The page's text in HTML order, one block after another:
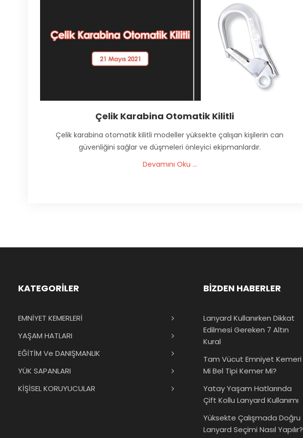
Çelik Karabina Otomatik Kilitli
Çelik karabina otomatik kilitli modeller yüksekte çalışan kişilerin can
güvenliğini sağlar ve düşmeleri önleyici ekipmanlardır.
Devamını Oku ...
KATEGORİLER
EMNİYET KEMERLERİ
YAŞAM HATLARI
EĞİTİM Ve DANIŞMANLIK
YÜK SAPANLARI
KİŞİSEL KORUYUCULAR
BİZDEN HABERLER
Lanyard Kullanırken Dikkat
Edilmesi Gereken 7 Altın
Kural
Tam Vücut Emniyet Kemeri
Mi Bel Tipi Kemer Mi?
Yatay Yaşam Hatlarında
Çift Kollu Lanyard Kullanımı
Yüksekte Çalışmada Doğru
Lanyard Seçimi Nasıl Yapılır?